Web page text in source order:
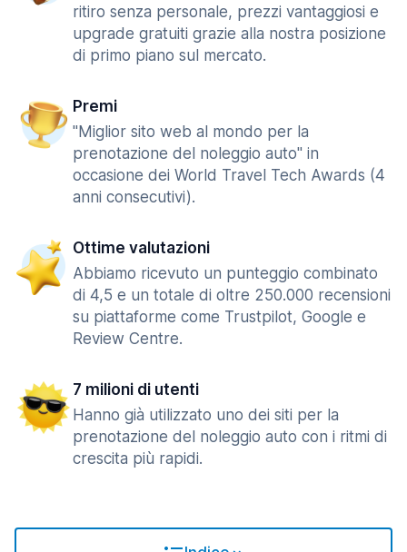
ritiro senza personale, prezzi vantaggiosi e
upgrade gratuiti grazie alla nostra posizione
di primo piano sul mercato.
Premi
"Miglior sito web al mondo per la
prenotazione del noleggio auto" in
occasione dei World Travel Tech Awards (4
anni consecutivi).
Ottime valutazioni
Abbiamo ricevuto un punteggio combinato
di 4,5 e un totale di oltre 250.000 recensioni
su piattaforme come Trustpilot, Google e
Review Centre.
7 milioni di utenti
Hanno già utilizzato uno dei siti per la
prenotazione del noleggio auto con i ritmi di
crescita più rapidi.